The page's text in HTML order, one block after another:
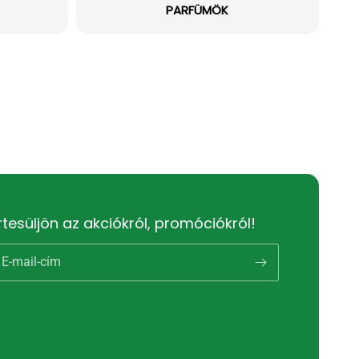
PARFÜMÖK
az akciókról, promóciókról!
E-mail-cím